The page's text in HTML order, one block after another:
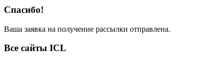
Спасибо!
Ваша заявка на получение рассылки отправлена.
Все сайты ICL